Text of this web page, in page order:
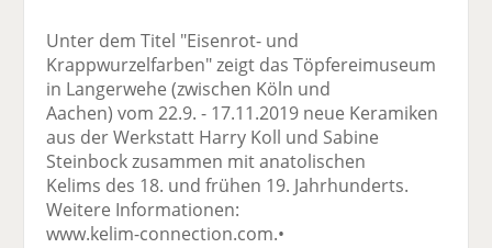
Unter dem Titel "Eisenrot- und
Krappwurzelfarben" zeigt das Töpfereimuseum
in Langerwehe (zwischen Köln und
Aachen) vom 22.9. - 17.11.2019 neue Keramiken
aus der Werkstatt Harry Koll und Sabine
Steinbock zusammen mit anatolischen
Kelims des 18. und frühen 19. Jahrhunderts.
Weitere Informationen:
www.kelim-connection.com.•